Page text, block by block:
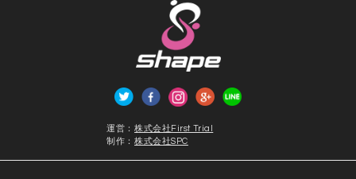
運営：株式会社First Trial
制作：株式会社SPC